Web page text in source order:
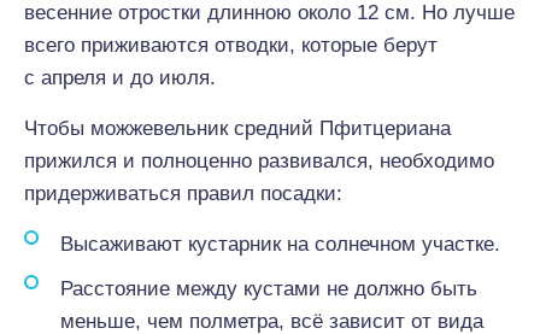
весенние отростки длинною около 12 см. Но лучше
всего приживаются отводки, которые берут
с апреля и до июля.
Чтобы можжевельник средний Пфитцериана
прижился и полноценно развивался, необходимо
придерживаться правил посадки:
Высаживают кустарник на солнечном участке.
Расстояние между кустами не должно быть
меньше, чем полметра, всё зависит от вида